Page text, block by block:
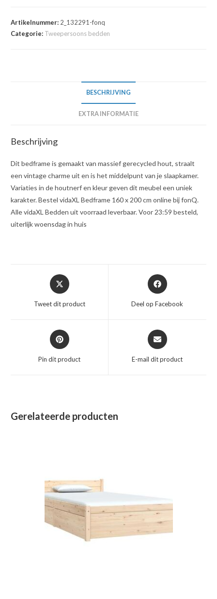
Artikelnummer: 2_132291-fonq
Categorie: Tweepersoons bedden
BESCHRIJVING
EXTRA INFORMATIE
Beschrijving
Dit bedframe is gemaakt van massief gerecycled hout, straalt
een vintage charme uit en is het middelpunt van je slaapkamer.
Variaties in de houtnerf en kleur geven dit meubel een uniek
karakter. Bestel vidaXL Bedframe 160 x 200 cm online bij fonQ.
Alle vidaXL Bedden uit voorraad leverbaar. Voor 23:59 besteld,
uiterlijk woensdag in huis
Opent
in
nieuw
Tweet dit product
Opent
in
nieuw
Deel op Facebook
Opent
in
nieuw
Pin dit product
Opent
in
nieuw
E-mail dit product
Gerelateerde producten